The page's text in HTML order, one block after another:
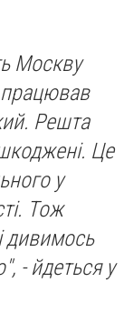
Москву
Решта
Це
у
Тож
дивимось
- йдеться у